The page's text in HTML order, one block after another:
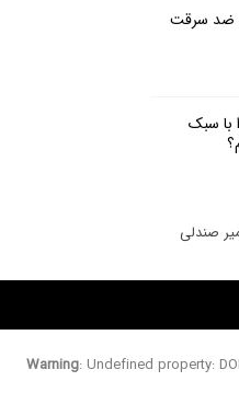
ضد سرقت
با سبک
صندلی
Warning: Undefined property: